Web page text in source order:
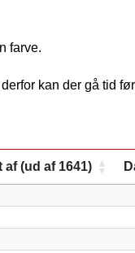
farve.
kan der gå tid
af (ud af 1641)